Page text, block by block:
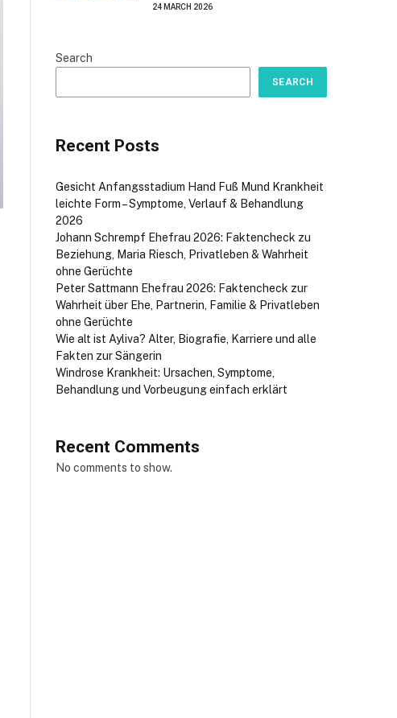
24 MARCH 2026
Search
SEARCH
Recent Posts
Gesicht Anfangsstadium Hand Fuß Mund Krankheit
leichte Form – Symptome, Verlauf & Behandlung
2026
Johann Schrempf Ehefrau 2026: Faktencheck zu
Beziehung, Maria Riesch, Privatleben & Wahrheit
ohne Gerüchte
Peter Sattmann Ehefrau 2026: Faktencheck zur
Wahrheit über Ehe, Partnerin, Familie & Privatleben
ohne Gerüchte
Wie alt ist Ayliva? Alter, Biografie, Karriere und alle
Fakten zur Sängerin
Windrose Krankheit: Ursachen, Symptome,
Behandlung und Vorbeugung einfach erklärt
Recent Comments
No comments to show.